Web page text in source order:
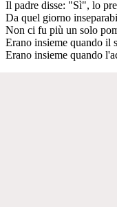
Il padre disse: "Sì", lo
Da quel giorno
Non ci fu più un solo
Erano insieme quando il
Erano insieme quando